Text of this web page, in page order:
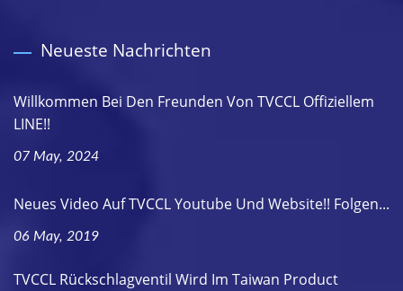
Neueste Nachrichten
Willkommen Bei Den Freunden Von TVCCL Offiziellem
LINE!!
07 May, 2024
Neues Video Auf TVCCL Youtube Und Website!! Folgen...
06 May, 2019
TVCCL Rückschlagventil Wird Im Taiwan Product